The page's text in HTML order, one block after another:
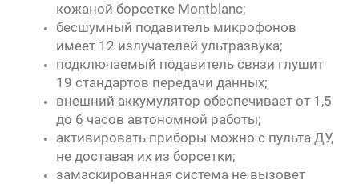
кожаной борсетке Montblanc;
бесшумный подавитель микрофонов
имеет 12 излучателей ультразвука;
подключаемый подавитель связи глушит
19 стандартов передачи данных;
внешний аккумулятор обеспечивает от 1,5
до 6 часов автономной работы;
активировать приборы можно с пульта ДУ,
не доставая их из борсетки;
замаскированная система не вызовет